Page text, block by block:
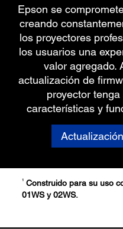
Epson se
creando
los proyectores
los usuarios una
valor agregado.
actualización de
proyector
características y
1
Construido para su uso
01WS y 02WS.